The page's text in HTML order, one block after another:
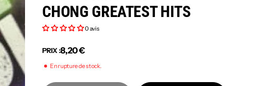
CHONG GREATEST HITS
0 avis
PRIX :8,20 €
En rupture de stock.